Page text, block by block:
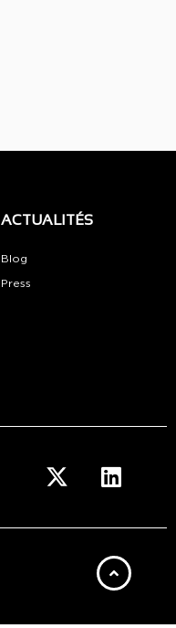
ACTUALITÉS
Blog
Press